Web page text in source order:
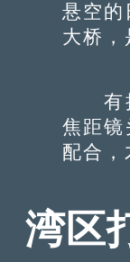
悬空的
大桥，
有摄
焦距
配合，
湾区